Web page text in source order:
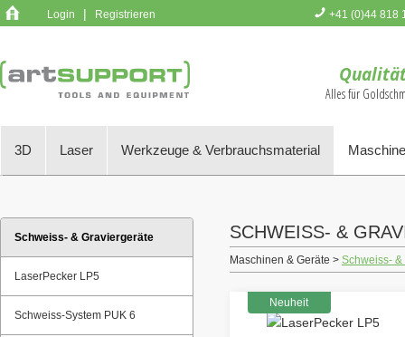
Login | Registrieren +41 (0)44 818
Alles für
3D Laser Werkzeuge & Verbrauchsmaterial
Schweiss- & Graviergeräte
LaserPecker LP5
Schweiss-System PUK 6
SCHWEISS- &
Maschinen & Geräte > Schweiss-
Neuheit